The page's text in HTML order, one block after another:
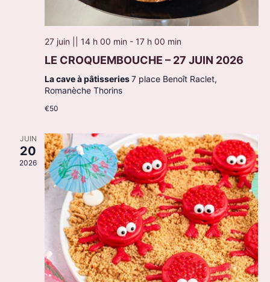
27 juin || 14 h 00 min - 17 h 00 min
LE CROQUEMBOUCHE – 27 JUIN 2026
La cave à pâtisseries7 place Benoît Raclet,
Romanèche Thorins
€50
JUIN
20
2026